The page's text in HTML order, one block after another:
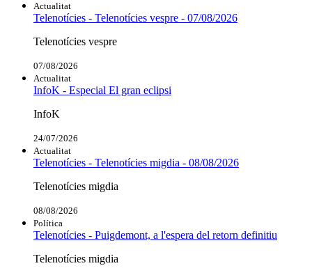
Actualitat
Telenotícies - Telenotícies vespre - 07/08/2026
Telenotícies vespre
07/08/2026
Actualitat
InfoK - Especial El gran eclipsi
InfoK
24/07/2026
Actualitat
Telenotícies - Telenotícies migdia - 08/08/2026
Telenotícies migdia
08/08/2026
Política
Telenotícies - Puigdemont, a l'espera del retorn definitiu
Telenotícies migdia